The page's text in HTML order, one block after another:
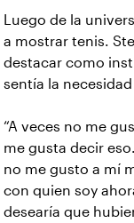
Luego de la
a mostrar tenis.
destacar como
sentía la
“A veces no me
me gusta decir
no me gusto a mí
con quien soy
desearía que